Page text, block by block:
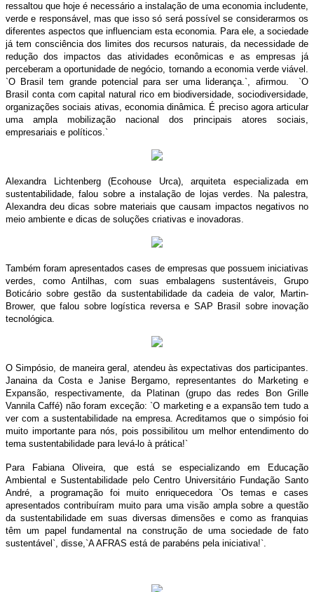
ressaltou que hoje é necessário a instalação de uma economia includente,
verde e responsável, mas que isso só será possível se considerarmos os
diferentes aspectos que influenciam esta economia. Para ele, a sociedade
já tem consciência dos limites dos recursos naturais, da necessidade de
redução dos impactos das atividades econômicas e as empresas já
perceberam a oportunidade de negócio, tornando a economia verde viável.
`O Brasil tem grande potencial para ser uma liderança.`, afirmou. `O
Brasil conta com capital natural rico em biodiversidade, sociodiversidade,
organizações sociais ativas, economia dinâmica. É preciso agora articular
uma ampla mobilização nacional dos principais atores sociais,
empresariais e políticos.`
Alexandra Lichtenberg (Ecohouse Urca), arquiteta especializada em
sustentabilidade, falou sobre a instalação de lojas verdes. Na palestra,
Alexandra deu dicas sobre materiais que causam impactos negativos no
meio ambiente e dicas de soluções criativas e inovadoras.
Também foram apresentados cases de empresas que possuem iniciativas
verdes, como Antilhas, com suas embalagens sustentáveis, Grupo
Boticário sobre gestão da sustentabilidade da cadeia de valor, Martin-
Brower, que falou sobre logística reversa e SAP Brasil sobre inovação
tecnológica.
O Simpósio, de maneira geral, atendeu às expectativas dos participantes.
Janaina da Costa e Janise Bergamo, representantes do Marketing e
Expansão, respectivamente, da Platinan (grupo das redes Bon Grille
Vannila Caffé) não foram exceção: `O marketing e a expansão tem tudo a
ver com a sustentabilidade na empresa. Acreditamos que o simpósio foi
muito importante para nós, pois possibilitou um melhor entendimento do
tema sustentabilidade para levá-lo à prática!`
Para Fabiana Oliveira, que está se especializando em Educação
Ambiental e Sustentabilidade pelo Centro Universitário Fundação Santo
André, a programação foi muito enriquecedora `Os temas e cases
apresentados contribuíram muito para uma visão ampla sobre a questão
da sustentabilidade em suas diversas dimensões e como as franquias
têm um papel fundamental na construção de uma sociedade de fato
sustentável`, disse,`A AFRAS está de parabéns pela iniciativa!`.